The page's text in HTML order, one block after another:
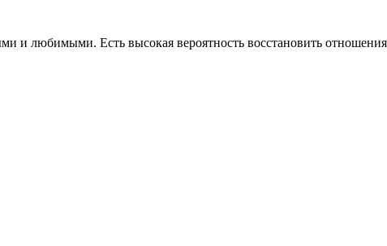
и любимыми. Есть высокая вероятность восстановить отношения